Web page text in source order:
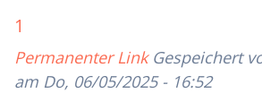
1
Permanenter Link Gespeichert
am Do, 06/05/2025 - 16:52